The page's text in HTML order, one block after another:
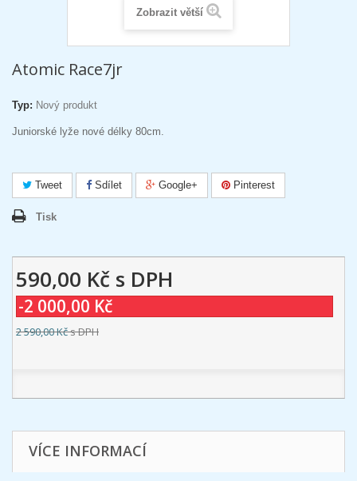
Zobrazit větší
Atomic Race7jr
Typ: Nový produkt
Juniorské lyže nové délky 80cm.
Tweet Sdílet Google+ Pinterest
Tisk
590,00 Kč s DPH
-2 000,00 Kč
2 590,00 Kčs DPH
VÍCE INFORMACÍ